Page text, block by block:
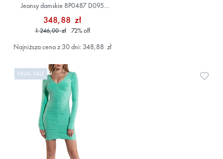
Jeansy damskie 8P0487 D095
Kolorowy
348,88 zł
1 246,00 zł 72%off
Najniższa cena z 30 dni: 348,88 zł
FINAL SALE